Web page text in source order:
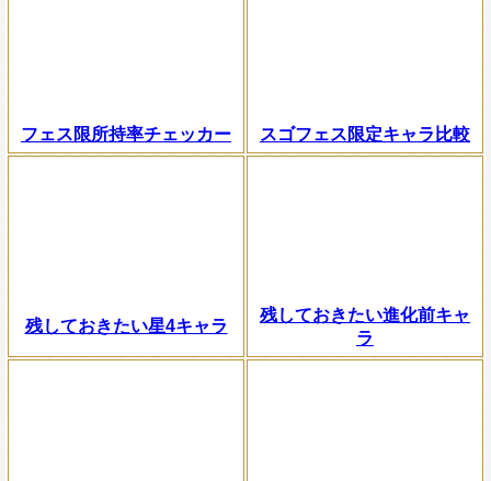
フェス限所持率チェッカー スゴフェス限定キャラ比較
残しておきたい星4キャラ
残しておきたい進化前キャ
ラ